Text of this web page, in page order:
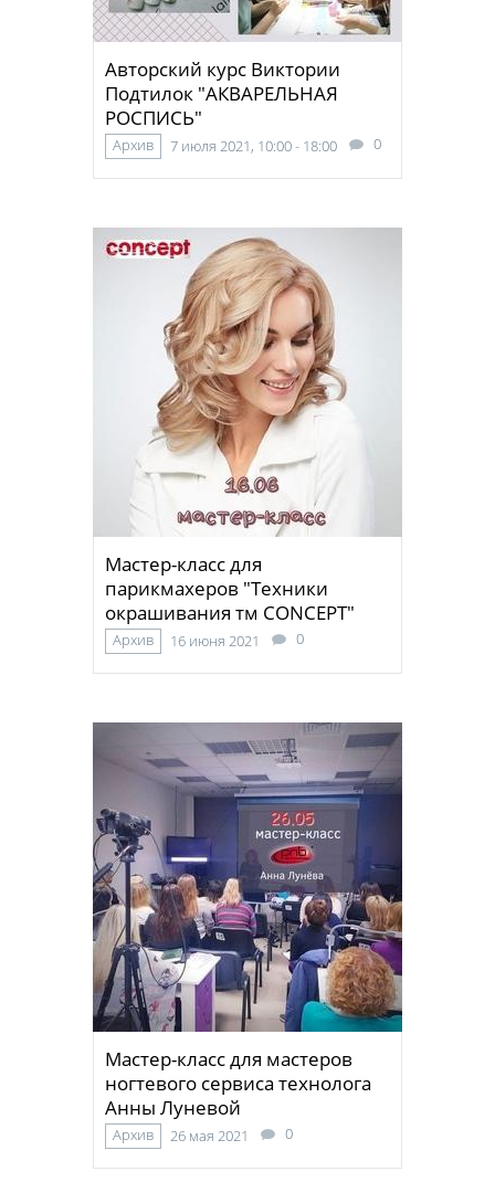
Авторский курс Виктории
Подтилок "АКВАРЕЛЬНАЯ
РОСПИСЬ"
Архив 7 июля 2021, 10:00 - 18:00 0
Мастер-класс для
парикмахеров "Техники
окрашивания тм CONCEPT"
Архив 16 июня 2021 0
Мастер-класс для мастеров
ногтевого сервиса технолога
Анны Луневой
Архив 26 мая 2021 0